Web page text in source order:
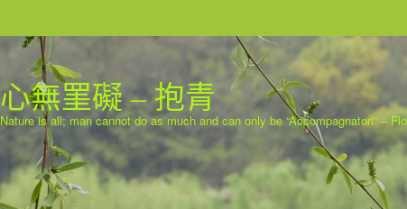
心無罣礙 – 抱青
Nature is all; man cannot do as much and can only be “Accompagnatori” –